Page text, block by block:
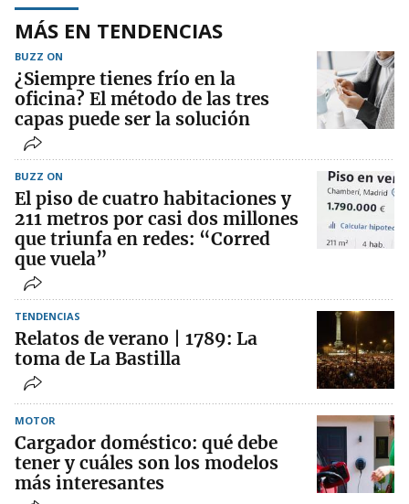
MÁS EN TENDENCIAS
BUZZ ON
¿Siempre tienes frío en la
oficina? El método de las tres
capas puede ser la solución
BUZZ ON
El piso de cuatro habitaciones y
211 metros por casi dos millones
que triunfa en redes: “Corred
que vuela”
TENDENCIAS
Relatos de verano | 1789: La
toma de La Bastilla
MOTOR
Cargador doméstico: qué debe
tener y cuáles son los modelos
más interesantes